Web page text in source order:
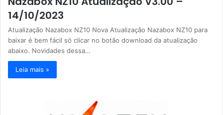
14/10/2023
Atualização Nazabox NZ10 Nova Atualização Nazabox NZ10 para
baixar é bem fácil só clicar no botão download da atualização
abaixo. Novidades dessa…
Leia mais »